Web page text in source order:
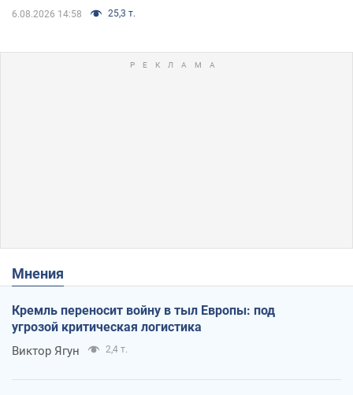
6.08.2026 14:58 25,3 т.
Мнения
Кремль переносит войну в тыл Европы: под
угрозой критическая логистика
Виктор Ягун 2,4 т.